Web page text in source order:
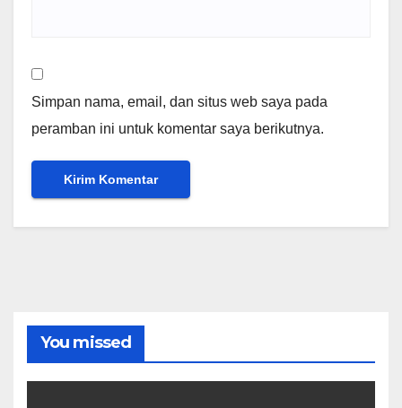
Simpan nama, email, dan situs web saya pada
peramban ini untuk komentar saya berikutnya.
You missed